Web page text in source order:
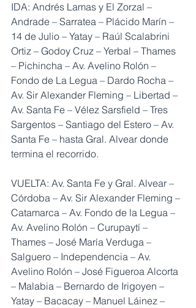
IDA: Andrés Lamas y El Zorzal –
Andrade – Sarratea – Plácido Marín –
14 de Julio – Yatay – Raúl Scalabrini
Ortiz – Godoy Cruz – Yerbal – Thames
– Pichincha – Av. Avelino Rolón –
Fondo de La Legua – Dardo Rocha –
Av. Sir Alexander Fleming – Libertad –
Av. Santa Fe – Vélez Sarsfield – Tres
Sargentos – Santiago del Estero – Av.
Santa Fe – hasta Gral. Alvear donde
termina el recorrido.
VUELTA: Av. Santa Fe y Gral. Alvear –
Córdoba – Av. Sir Alexander Fleming –
Catamarca – Av. Fondo de la Legua –
Av. Avelino Rolón – Curupaytí –
Thames – José María Verduga –
Salguero – Independencia – Av.
Avelino Rolón – José Figueroa Alcorta
– Malabia – Bernardo de Irigoyen –
Yatay – Bacacay – Manuel Láinez –